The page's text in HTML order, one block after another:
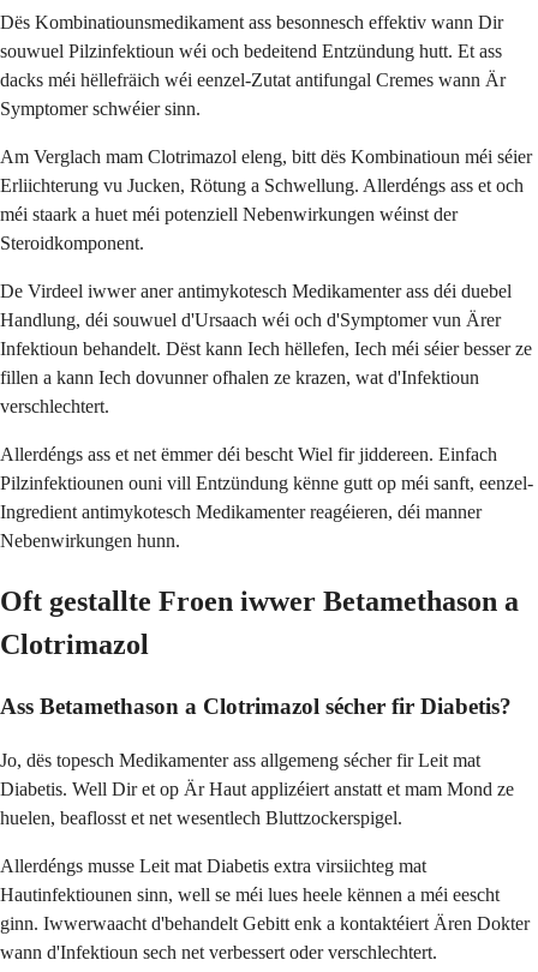
Dës Kombinatiounsmedikament ass besonnesch effektiv wann Dir
souwuel Pilzinfektioun wéi och bedeitend Entzündung hutt. Et ass
dacks méi hëllefräich wéi eenzel-Zutat antifungal Cremes wann Är
Symptomer schwéier sinn.
Am Verglach mam Clotrimazol eleng, bitt dës Kombinatioun méi séier
Erliichterung vu Jucken, Rötung a Schwellung. Allerdéngs ass et och
méi staark a huet méi potenziell Nebenwirkungen wéinst der
Steroidkomponent.
De Virdeel iwwer aner antimykotesch Medikamenter ass déi duebel
Handlung, déi souwuel d'Ursaach wéi och d'Symptomer vun Ärer
Infektioun behandelt. Dëst kann Iech hëllefen, Iech méi séier besser ze
fillen a kann Iech dovunner ofhalen ze krazen, wat d'Infektioun
verschlechtert.
Allerdéngs ass et net ëmmer déi bescht Wiel fir jiddereen. Einfach
Pilzinfektiounen ouni vill Entzündung kënne gutt op méi sanft, eenzel-
Ingredient antimykotesch Medikamenter reagéieren, déi manner
Nebenwirkungen hunn.
Oft gestallte Froen iwwer Betamethason a
Clotrimazol
Ass Betamethason a Clotrimazol sécher fir Diabetis?
Jo, dës topesch Medikamenter ass allgemeng sécher fir Leit mat
Diabetis. Well Dir et op Är Haut applizéiert anstatt et mam Mond ze
huelen, beaflosst et net wesentlech Bluttzockerspigel.
Allerdéngs musse Leit mat Diabetis extra virsiichteg mat
Hautinfektiounen sinn, well se méi lues heele kënnen a méi eescht
ginn. Iwwerwaacht d'behandelt Gebitt enk a kontaktéiert Ären Dokter
wann d'Infektioun sech net verbessert oder verschlechtert.